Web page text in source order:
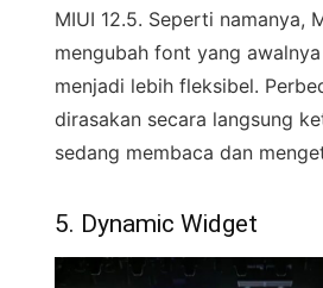
MIUI 12.5. Seperti namanya,
mengubah font yang
menjadi lebih fleksibel.
dirasakan secara langsung
sedang membaca dan
5. Dynamic Widget